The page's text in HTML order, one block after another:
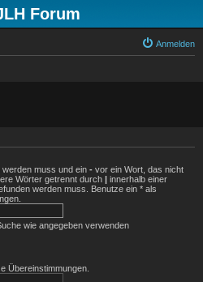
Forum
Anmelden
muss und ein - vor ein Wort, das nicht
Wörter getrennt durch | innerhalb einer
werden muss. Benutze ein * als
wie angegeben verwenden
Übereinstimmungen.